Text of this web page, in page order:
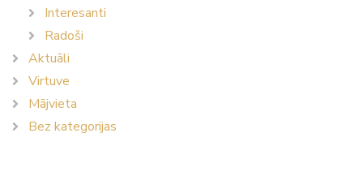
Interesanti
Radoši
Aktuāli
Virtuve
Mājvieta
Bez kategorijas